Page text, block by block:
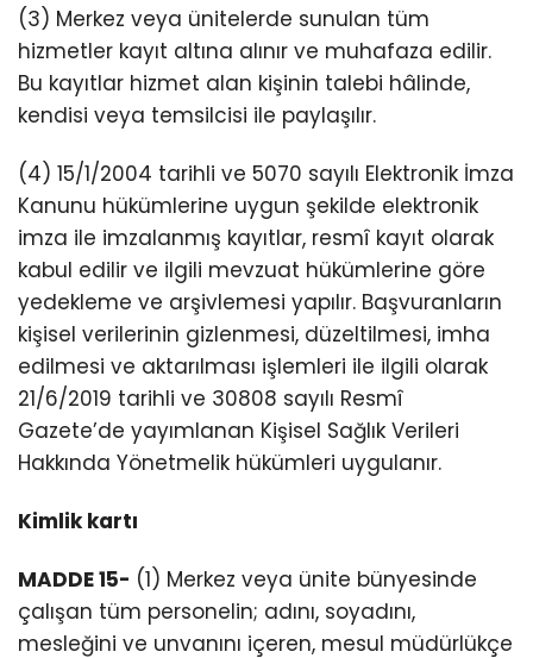
(3) Merkez veya ünitelerde sunulan tüm
hizmetler kayıt altına alınır ve muhafaza edilir.
Bu kayıtlar hizmet alan kişinin talebi hâlinde,
kendisi veya temsilcisi ile paylaşılır.
(4) 15/1/2004 tarihli ve 5070 sayılı Elektronik İmza
Kanunu hükümlerine uygun şekilde elektronik
imza ile imzalanmış kayıtlar, resmî kayıt olarak
kabul edilir ve ilgili mevzuat hükümlerine göre
yedekleme ve arşivlemesi yapılır. Başvuranların
kişisel verilerinin gizlenmesi, düzeltilmesi, imha
edilmesi ve aktarılması işlemleri ile ilgili olarak
21/6/2019 tarihli ve 30808 sayılı Resmî
Gazete’de yayımlanan Kişisel Sağlık Verileri
Hakkında Yönetmelik hükümleri uygulanır.
Kimlik kartı
MADDE 15- (1) Merkez veya ünite bünyesinde
çalışan tüm personelin; adını, soyadını,
mesleğini ve unvanını içeren, mesul müdürlükçe